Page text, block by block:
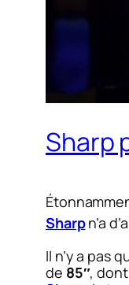
Sharp
Sharpn’a
Il n’y a pas
de 85″,